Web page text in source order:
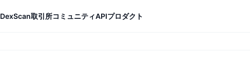
DexScan取引所コミュニティAPIプロダクト